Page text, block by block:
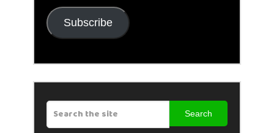
Subscribe
Search